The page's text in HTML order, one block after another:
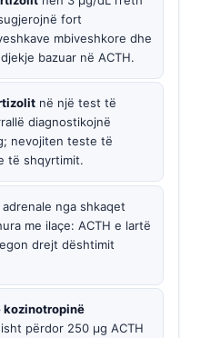
fort
mbiveshkore dhe
bazuar në ACTH.
në një test të
diagnostikojnë
nevojiten teste të
të shqyrtimit.
nga shkaqet
me ilaçe: ACTH e lartë
drejt dështimit
kozinotropinë
përdor 250 µg ACTH